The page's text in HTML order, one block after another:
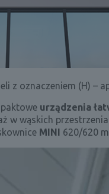
z oznaczeniem (H) –
urządzenia
w wąskich
MINI 620/620